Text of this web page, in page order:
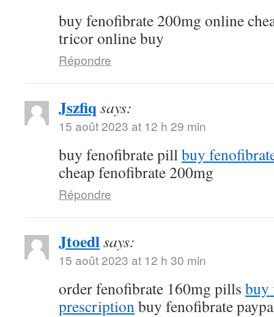
buy fenofibrate 200mg online
tricor online buy
Répondre
Jszfiq says:
15 août 2023 at 12 h 29 min
buy fenofibrate pillbuy
cheap fenofibrate 200mg
Répondre
Jtoedlsays:
15 août 2023 at 12 h 30 min
order fenofibrate 160mg pills buy
prescriptionbuy fenofibrate